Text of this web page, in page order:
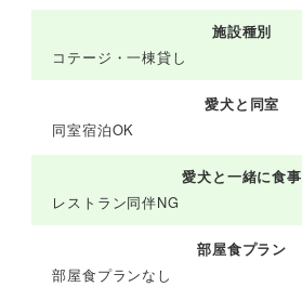
施設種別
コテージ・一棟貸し
愛犬と同室
同室宿泊OK
愛犬と一緒に食事
レストラン同伴NG
部屋食プラン
部屋食プランなし